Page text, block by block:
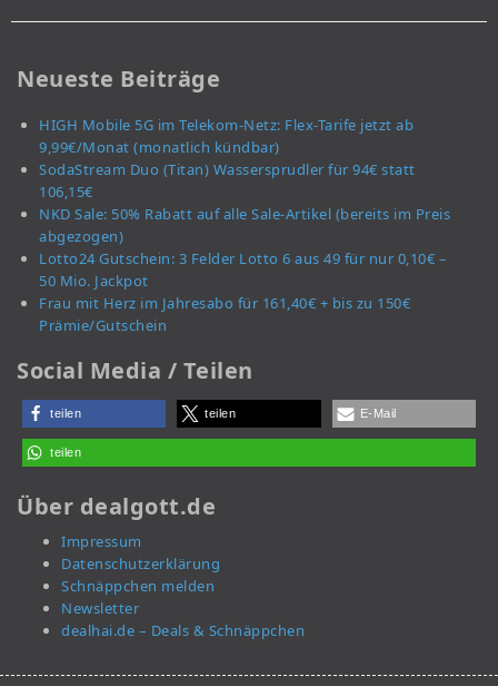
Neueste Beiträge
HIGH Mobile 5G im Telekom-Netz: Flex-Tarife jetzt ab
9,99€/Monat (monatlich kündbar)
SodaStream Duo (Titan) Wassersprudler für 94€ statt
106,15€
NKD Sale: 50% Rabatt auf alle Sale-Artikel (bereits im Preis
abgezogen)
Lotto24 Gutschein: 3 Felder Lotto 6 aus 49 für nur 0,10€ –
50 Mio. Jackpot
Frau mit Herz im Jahresabo für 161,40€ + bis zu 150€
Prämie/Gutschein
Social Media / Teilen
teilen teilen E-Mail
teilen
Über dealgott.de
Impressum
Datenschutzerklärung
Schnäppchen melden
Newsletter
dealhai.de – Deals & Schnäppchen